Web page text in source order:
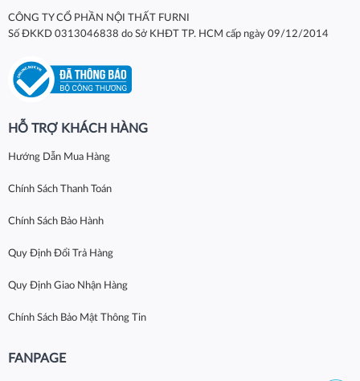
CÔNG TY CỔ PHẦN NỘI THẤT FURNI
Số ĐKKD 0313046838 do Sở KHĐT TP. HCM cấp ngày 09/12/2014
HỖ TRỢ KHÁCH HÀNG
Hướng Dẫn Mua Hàng
Chính Sách Thanh Toán
Chính Sách Bảo Hành
Quy Định Đổi Trả Hàng
Quy Định Giao Nhận Hàng
Chính Sách Bảo Mật Thông Tin
FANPAGE